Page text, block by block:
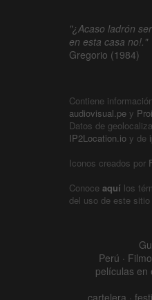
"¿Acaso ladrón
en esta casa no!."
Gregorio (1984)
Contiene
audiovisual.pe y
Datos de
IP2Location.io y de
Iconos creados por
Conoce aquí los
del uso de este sitio
Perú ·
películas en